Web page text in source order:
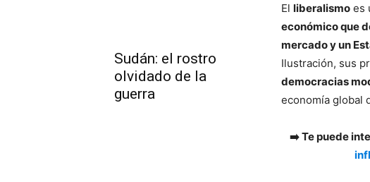
Sudán: el rostro
olvidado de la
guerra
Elliberalismo es
económico que
mercado y un
Ilustración, sus
democracias
economía global
➡️ Te puede